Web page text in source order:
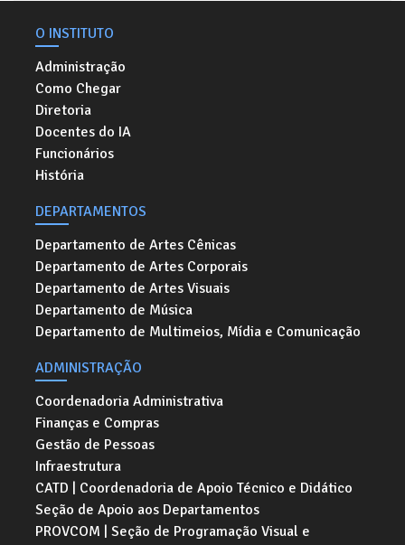
O INSTITUTO
Administração
Como Chegar
Diretoria
Docentes do IA
Funcionários
História
DEPARTAMENTOS
Departamento de Artes Cênicas
Departamento de Artes Corporais
Departamento de Artes Visuais
Departamento de Música
Departamento de Multimeios, Mídia e Comunicação
ADMINISTRAÇÃO
Coordenadoria Administrativa
Finanças e Compras
Gestão de Pessoas
Infraestrutura
CATD | Coordenadoria de Apoio Técnico e Didático
Seção de Apoio aos Departamentos
PROVCOM | Seção de Programação Visual e